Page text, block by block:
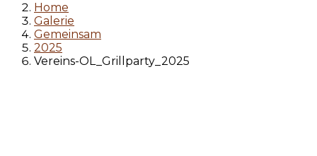
Home
Galerie
Gemeinsam
2025
Vereins-OL_Grillparty_2025